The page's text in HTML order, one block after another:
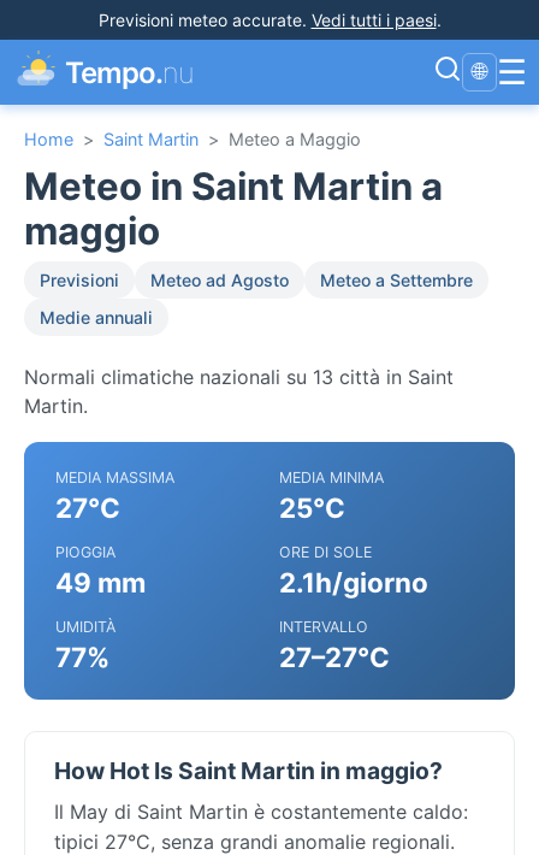
Previsioni meteo accurate. Vedi tutti i paesi.
Tempo.nu 🌐 ☰
Home > Saint Martin > Meteo a Maggio
Meteo in Saint Martin a
maggio
Previsioni Meteo ad Agosto
Meteo a Settembre
Medie annuali
Normali climatiche nazionali su 13 città in Saint
Martin.
MEDIA MASSIMA
27°C
MEDIA MINIMA
25°C
PIOGGIA
49 mm
ORE DI SOLE
2.1h/giorno
UMIDITÀ
77%
INTERVALLO
27–27°C
How Hot Is Saint Martin in maggio?
Il May di Saint Martin è costantemente caldo:
tipici 27°C, senza grandi anomalie regionali.